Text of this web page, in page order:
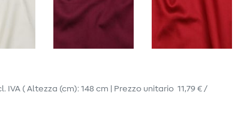
IVA ( Altezza (cm): 148 cm | Prezzo unitario 11,79 € /